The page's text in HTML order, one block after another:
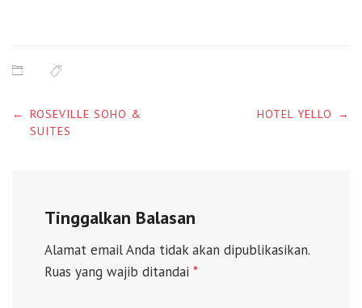
Post
navigation
← ROSEVILLE SOHO &
SUITES
HOTEL YELLO →
Tinggalkan Balasan
Alamat email Anda tidak akan dipublikasikan.
Ruas yang wajib ditandai *